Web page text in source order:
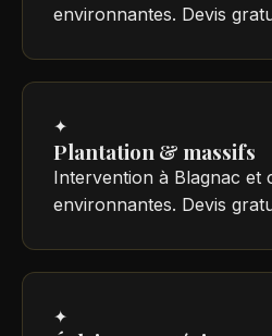
environnantes. Devis
✦
Plantation & massifs
Intervention à Blagnac et
environnantes. Devis
✦